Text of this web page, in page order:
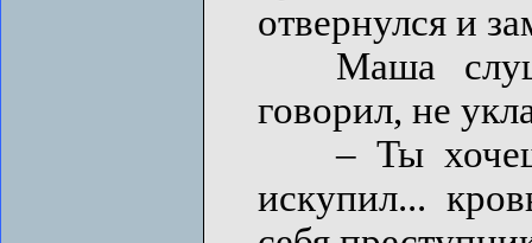
отвернулся и
Маша
говорил, не
– Ты хочешь
искупил...